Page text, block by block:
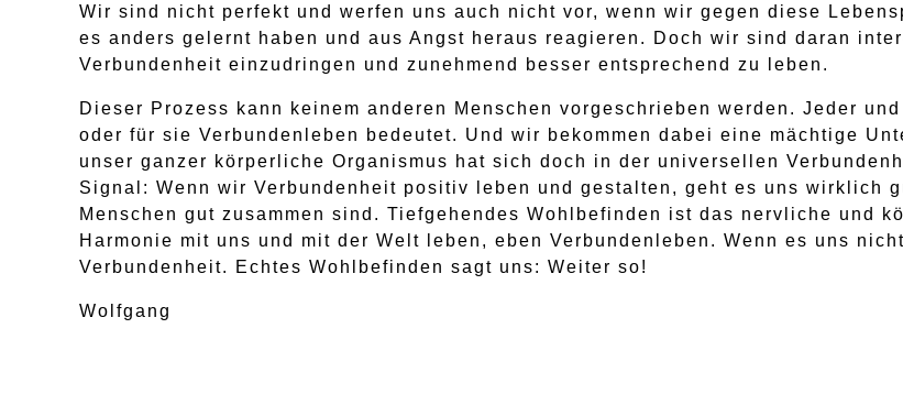
Wir sind nicht perfekt und werfen uns auch nicht vor, wenn wir gegen diese
es anders gelernt haben und aus Angst heraus reagieren. Doch wir sind daran
Verbundenheit einzudringen und zunehmend besser entsprechend zu leben.
Dieser Prozess kann keinem anderen Menschen vorgeschrieben werden. Jeder
oder für sie Verbundenleben bedeutet. Und wir bekommen dabei eine mächtige
unser ganzer körperliche Organismus hat sich doch in der universellen
Signal: Wenn wir Verbundenheit positiv leben und gestalten, geht es uns wirklich
Menschen gut zusammen sind. Tiefgehendes Wohlbefinden ist das nervliche und
Harmonie mit uns und mit der Welt leben, eben Verbundenleben. Wenn es uns
Verbundenheit. Echtes Wohlbefinden sagt uns: Weiter so!
Wolfgang